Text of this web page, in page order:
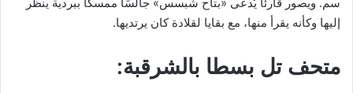
سم. ويصور قارئًا يُدعى «بتاح شبسس» جالسًا ممسكًا ببردية ينظر
إليها وكأنه يقرأ منها، مع بقايا لقلادة كان يرتديها.
متحف تل بسطا بالشرقبة: